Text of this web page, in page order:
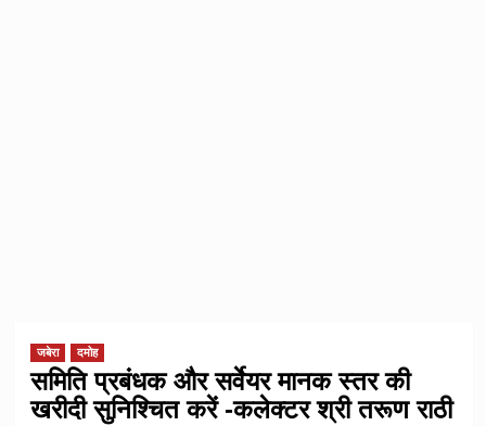
जबेरा दमोह
समिति प्रबंधक और सर्वेयर मानक स्तर की
खरीदी सुनिश्चित करें -कलेक्टर श्री तरूण राठी